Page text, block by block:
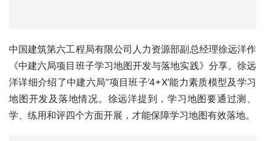
中国建筑第六工程局有限公司人力资源部副总经理徐远洋作
《中建六局项目班子学习地图开发与落地实践》分享。徐远
洋详细介绍了中建六局“项目班子‘4+X’能力素质模型及学习
地图开发及落地情况。徐远洋提到，学习地图要通过测、
学、练用和评四个方面开展，才能保障学习地图有效落地。